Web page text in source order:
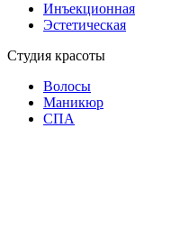
Инъекционная
Эстетическая
Студия красоты
Волосы
Маникюр
СПА